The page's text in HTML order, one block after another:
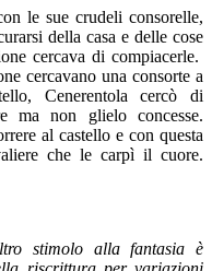
le sue crudeli consorelle,
della casa e delle cose
cercava di compiacerle.
cercavano una consorte a
Cenerentola cercò di
ma non glielo concesse.
al castello e con questa
che le carpì il cuore.
stimolo alla fantasia è